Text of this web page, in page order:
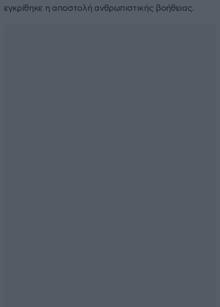
εγκρίθηκε η αποστολή ανθρωπιστικής βοήθειας.